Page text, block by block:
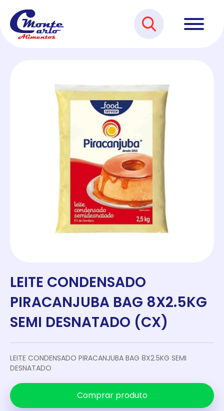
LEITE CONDENSADO
PIRACANJUBA BAG 8X2.5KG
SEMI DESNATADO (CX)
LEITE CONDENSADO PIRACANJUBA BAG 8X2.5KG SEMI
DESNATADO
Comprar produto